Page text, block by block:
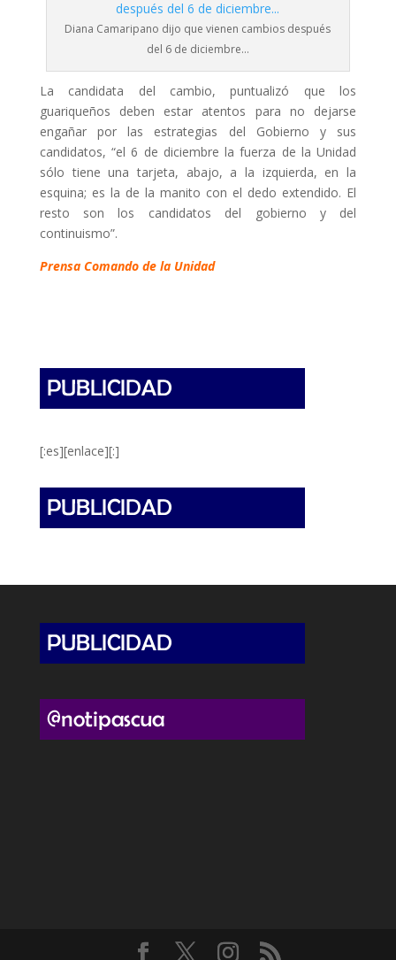
Diana Camaripano dijo que vienen cambios después
del 6 de diciembre…
La candidata del cambio, puntualizó que los
guariqueños deben estar atentos para no dejarse
engañar por las estrategias del Gobierno y sus
candidatos, “el 6 de diciembre la fuerza de la Unidad
sólo tiene una tarjeta, abajo, a la izquierda, en la
esquina; es la de la manito con el dedo extendido. El
resto son los candidatos del gobierno y del
continuismo”.
Prensa Comando de la Unidad
[:es][enlace][:]